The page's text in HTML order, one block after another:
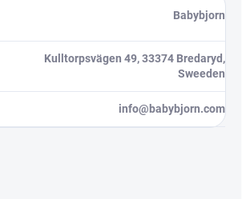
Babybjorn
Kulltorpsvägen 49, 33374 Bredaryd,
Sweeden
info@babybjorn.com